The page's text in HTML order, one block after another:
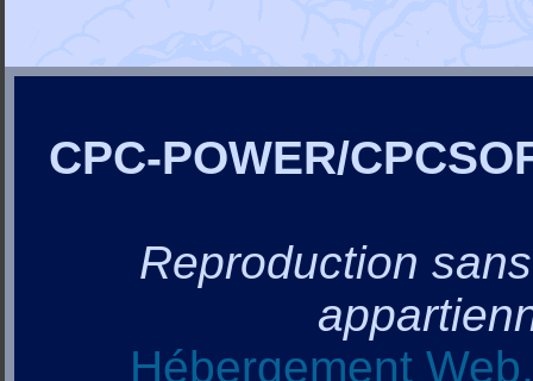
CPC-POWER/
Reproduction
Hébergement